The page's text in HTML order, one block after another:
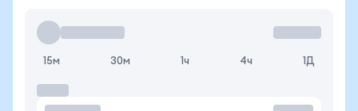
15м 30м 1ч 4ч 1Д